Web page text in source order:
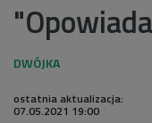
ostatnia aktualizacja:
07.05.2021 19:00